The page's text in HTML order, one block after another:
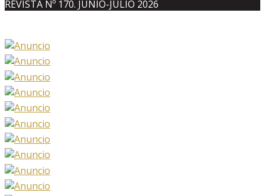
REVISTA Nº 170. JUNIO-JULIO 2026